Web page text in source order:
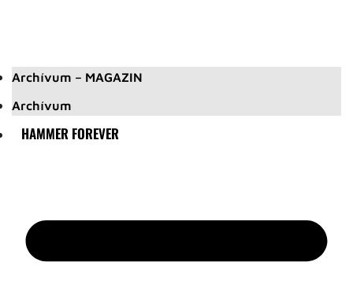
Archívum – MAGAZIN
Archívum
HAMMER FOREVER